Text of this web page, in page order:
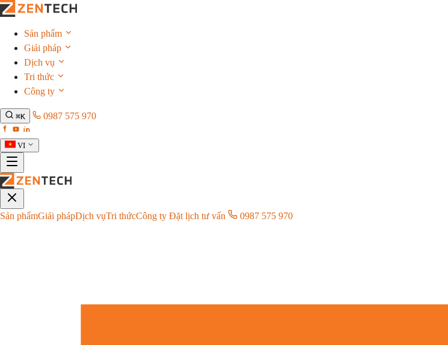
Sản phẩm
Giải pháp
Dịch vụ
Tri thức
Công ty
⌘K 0987 575 970
VI
Sản phẩmGiải phápDịch vụTri thứcCông ty Đặt lịch tư vấn 0987 575 970